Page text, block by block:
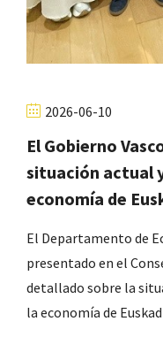
2026-06-10
El Gobierno
situación actual
economía de
El Departamento de
presentado en el
detallado sobre la
la economía de